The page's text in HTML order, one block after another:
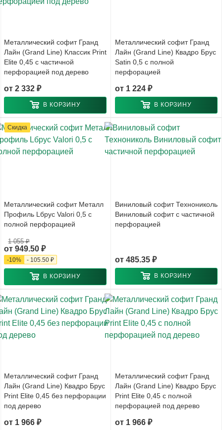
Металлический софит Гранд
Лайн (Grand Line) Классик Print
Elite 0,45 с частичной
перфорацией под дерево
от 2 332 ₽
В КОРЗИНУ
Металлический софит Гранд
Лайн (Grand Line) Квадро Брус
Satin 0,5 с полной
перфорацией
от 1 224 ₽
В КОРЗИНУ
Скидка
Металлический софит Металл
Профиль Lбрус Valori 0,5 с
полной перфорацией
от 949.50 ₽
1 055 ₽
-10% - 105.50 ₽
В КОРЗИНУ
Виниловый софит Технониколь
Виниловый софит с частичной
перфорацией
от 485.35 ₽
В КОРЗИНУ
Металлический софит Гранд
Лайн (Grand Line) Квадро Брус
Print Elite 0,45 без перфорации
под дерево
от 1 966 ₽
Металлический софит Гранд
Лайн (Grand Line) Квадро Брус
Print Elite 0,45 с полной
перфорацией под дерево
от 1 966 ₽